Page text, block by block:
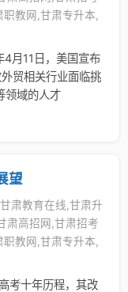
教网,甘肃专升本,
月11日，美国宣布
贸相关行业面临挑
领域的人才
望
肃教育在线,甘肃升
肃高招网,甘肃招考
教网,甘肃专升本,
考十年历程，其改